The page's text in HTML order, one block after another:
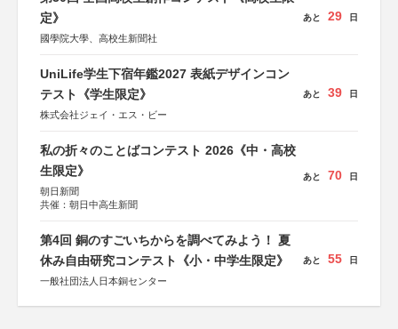
定》
國學院大學、高校生新聞社
あと 29 日
UniLife学生下宿年鑑2027 表紙デザインコン
テスト《学生限定》
株式会社ジェイ・エス・ビー
あと 39 日
私の折々のことばコンテスト 2026《中・高校
生限定》
朝日新聞
共催：朝日中高生新聞
あと 70 日
第4回 銅のすごいちからを調べてみよう！ 夏
休み自由研究コンテスト《小・中学生限定》
一般社団法人日本銅センター
あと 55 日